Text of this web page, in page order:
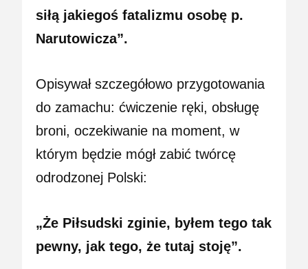
siłą jakiegoś fatalizmu osobę p.
Narutowicza”.
Opisywał szczegółowo przygotowania
do zamachu: ćwiczenie ręki, obsługę
broni, oczekiwanie na moment, w
którym będzie mógł zabić twórcę
odrodzonej Polski:
„Że Piłsudski zginie, byłem tego tak
pewny, jak tego, że tutaj stoję”.